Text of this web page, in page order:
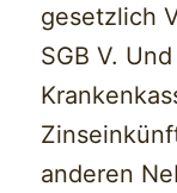
gesetzlich
SGB V.
anderen